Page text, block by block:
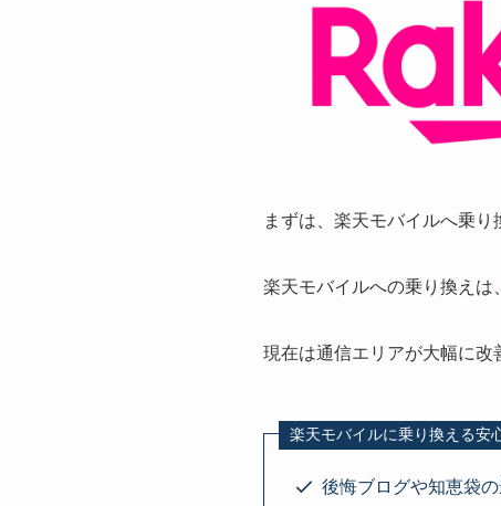
まずは、楽天モバイルへ乗り
楽天モバイルへの乗り換えは、
現在は通信エリアが大幅に
楽天モバイルに乗り換える安
後悔ブログや知恵袋